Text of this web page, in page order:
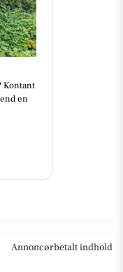
Kontant
en
Annoncørbetalt indhold